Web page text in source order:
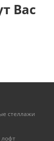
Вас
стеллажи